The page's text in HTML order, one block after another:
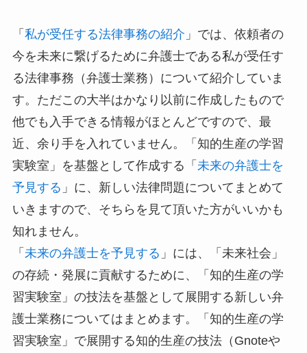
「 私が受任する法律事務の紹介 」では、依頼者の
今を未来に繋げるために弁護士である私が受任す
る法律事務（弁護士業務）について紹介していま
す。ただこの大半はかなり以前に作成したもので
他でも入手できる情報がほとんどですので、最
近、余り手を入れていません。「知的生産の学習
実験室」を基盤として作成する「 未来の弁護士を
予見する 」に、新しい法律問題についてまとめて
いきますので、そちらを見て頂いた方がいいかも
知れません。
「 未来の弁護士を予見する 」には、「未来社会」
の存続・発展に貢献するために、「知的生産の学
習実験室」の技法を基盤として展開する新しい弁
護士業務についてはまとめます。「知的生産の学
習実験室」で展開する知的生産の技法（Gnoteや